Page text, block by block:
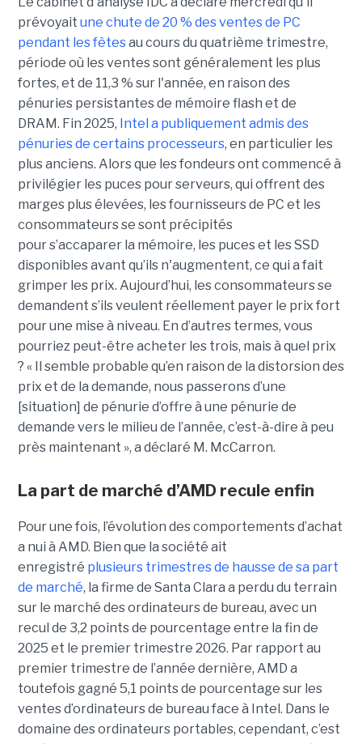
prévoyait une chute de 20 % des ventes de PC
pendant les fêtesau cours du quatrième trimestre,
période où les ventes sont généralement les plus
fortes, et de 11,3 % sur l'année, en raison des
pénuries persistantes de mémoire flash et de
DRAM. Fin 2025, Intel a publiquement admis des
pénuries de certains processeurs, en particulier les
plus anciens. Alors que les fondeurs ont commencé à
privilégier les puces pour serveurs, qui offrent des
marges plus élevées, les fournisseurs de PC et les
consommateurs se sont précipités
pour s’accaparer la mémoire, les puces et les SSD
disponibles avant qu’ils n'augmentent, ce qui a fait
grimper les prix. Aujourd’hui, les consommateurs se
demandent s’ils veulent réellement payer le prix fort
pour une mise à niveau. En d’autres termes, vous
pourriez peut-être acheter les trois, mais à quel prix
? « Il semble probable qu’en raison de la distorsion des
prix et de la demande, nous passerons d’une
[situation] de pénurie d’offre à une pénurie de
demande vers le milieu de l’année, c’est-à-dire à peu
près maintenant », a déclaré M. McCarron.
La part de marché d’AMD recule enfin
Pour une fois, l’évolution des comportements d’achat
a nui à AMD. Bien que la société ait
enregistré plusieurs trimestres de hausse de sa part
de marché, la firme de Santa Clara a perdu du terrain
sur le marché des ordinateurs de bureau, avec un
recul de 3,2 points de pourcentage entre la fin de
2025 et le premier trimestre 2026. Par rapport au
premier trimestre de l’année dernière, AMD a
toutefois gagné 5,1 points de pourcentage sur les
ventes d’ordinateurs de bureau face à Intel. Dans le
domaine des ordinateurs portables, cependant, c’est